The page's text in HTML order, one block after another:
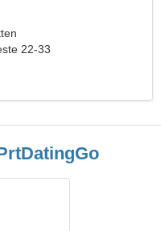
22-33